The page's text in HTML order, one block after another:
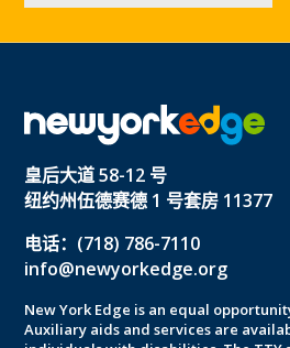
皇后大道 58-12 号
纽约州伍德赛德 1 号套房 11377
电话：(718) 786-7110
info@newyorkedge.org
New York Edge is an equal
Auxiliary aids and services are